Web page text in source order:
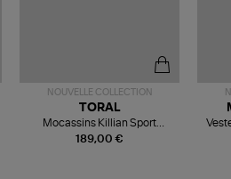
NOUVELLE COLLECTION
189,00 €
TORAL
Mocassins Killian Sport
Mousse